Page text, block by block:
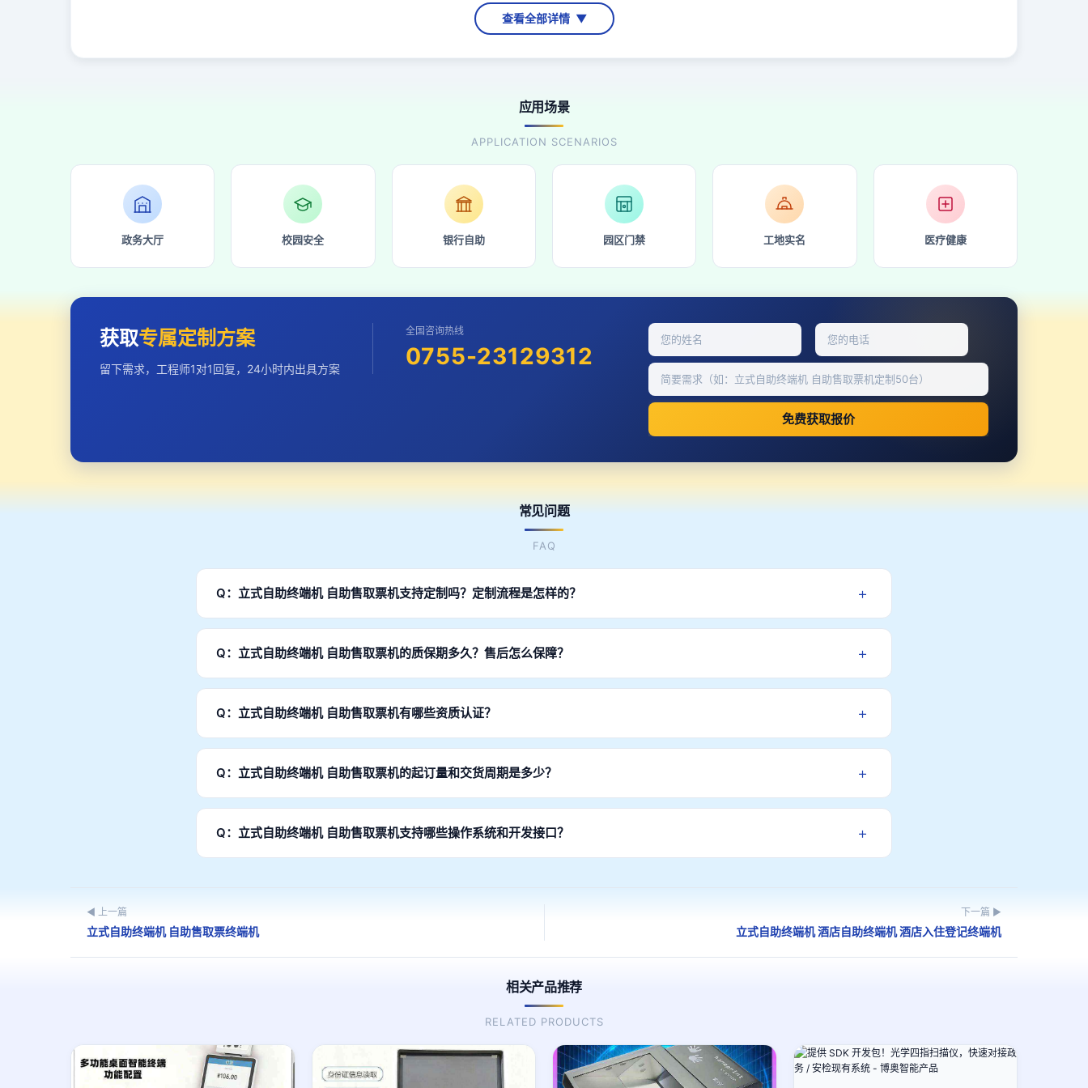
查看全部详情 ▼
应用场景
APPLICATION SCENARIOS
政务大厅 校园安全 银行自助 园区门禁 工地实名 医疗健康
获取专属定制方案
留下需求，工程师1对1回复，24小时内出具方案
全国咨询热线
0755-23129312
免费获取报价
常见问题
FAQ
Q：立式自助终端机 自助售取票机支持定制吗？定制流程是怎样的？ +
A：支持全面定制。包括外观结构设计、尺寸定制、硬件配置选型、软件功能开发、SDK接口对接等。定制流程：需求沟通→方案设
计→样品制作→验收确认→批量生产。样品2-4周交付，批量下单免费开发。
Q：立式自助终端机 自助售取票机的质保期多久？售后怎么保障？ +
A：整机质保2年，核心部件质保3年。深圳自有工厂直发，提供7x24小时技术支持，远程协助+上门服务，终身维护，确保设备稳定
运行。
Q：立式自助终端机 自助售取票机有哪些资质认证？ +
A：产品通过GA认证、CCC认证、CE认证等，具备软硬件专利和医疗器械/政务设备检测报告，满足政务、医疗、金融等行业准入要
求。
Q：立式自助终端机 自助售取票机的起订量和交货周期是多少？ +
A：样品1台起订，批量订单10台起。样品交期2-4周，批量订单交期4-6周，支持加急服务。深圳工厂直发，物流快捷。
Q：立式自助终端机 自助售取票机支持哪些操作系统和开发接口？ +
◀ 上一篇
立式自助终端机 自助售取票终端机
下一篇 ▶
立式自助终端机 酒店自助终端机 酒店入住登记终端机
相关产品推荐
RELATED PRODUCTS